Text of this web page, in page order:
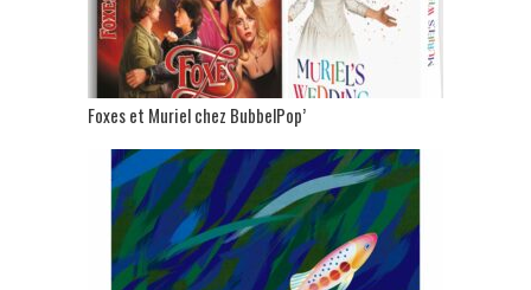
Foxes et Muriel chez BubbelPop’